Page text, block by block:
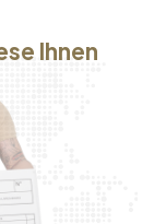
Ihnen